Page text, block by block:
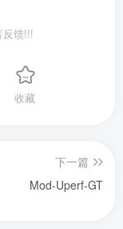
馈!!!
收藏
下一篇
Mod-Uperf-GT